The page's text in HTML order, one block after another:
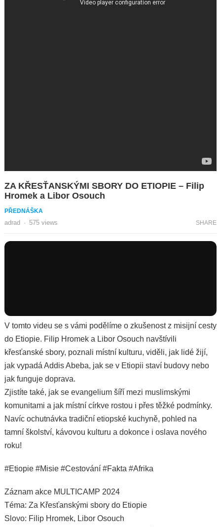
ZA KŘESŤANSKÝMI SBORY DO ETIOPIE – Filip
Hromek a Libor Osouch
PŘEDNÁŠKA
adrad · 575views SHARE
V tomto videu se s vámi podělíme o zkušenost z misijní cesty
do Etiopie. Filip Hromek a Libor Osouch navštívili
křesťanské sbory, poznali místní kulturu, viděli, jak lidé žijí,
jak vypadá Addis Abeba, jak se v Etiopii staví budovy nebo
jak funguje doprava.
Zjistíte také, jak se evangelium šíří mezi muslimskými
komunitami a jak místní církve rostou i přes těžké podmínky.
Navíc ochutnávka tradiční etiopské kuchyně, pohled na
tamní školství, kávovou kulturu a dokonce i oslava nového
roku!
#Etiopie #Misie #Cestování #Fakta #Afrika
Záznam akce MULTICAMP 2024
Téma: Za Křesťanskými sbory do Etiopie
Slovo: Filip Hromek, Libor Osouch